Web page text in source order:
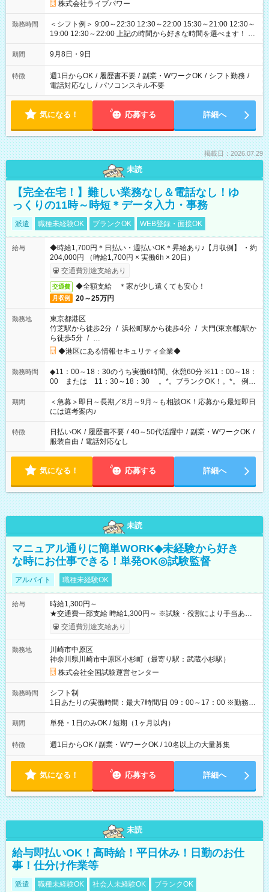
株式会社ライブパワー
勤務時間
＜シフト例＞ 9:00～22:30 12:30～22:00 15:30～21:00 12:30～
19:00 12:30～22:00 上記の時間から好きな時間を選べます！ ※
時間は変更となる可能性があります
期間 9月8日・9日
特徴 週1日からOK / 履歴書不要 / 副業・WワークOK / シフト勤務 /
電話対応なし / パソコンスキル不要
気になる！ 応募する 詳細へ
掲載日：2026.07.29
未読
【完全在宅！】難しい業務なし＆電話なし！ゆ
っくりの11時～時短＊データ入力・事務
派遣 職種未経験OK ブランクOK WEB登録・面接OK
給与
◆時給1,700円＊日払い・週払いOK＊昇給あり♪【月収例】 ・約
204,000円 （時給1,700円 × 実働6h × 20日）
交通費別途支給あり
交通費 ◆全額支給 ＊家が少し遠くても安心！
月収例 20～25万円
勤務地
東京都港区
竹芝駅から徒歩2分 / 浜松町駅から徒歩4分 / 大門(東京都)駅か
ら徒歩5分 / …
◆港区にある情報セキュリティ企業◆
勤務時間
◆11：00～18：30のうち実働6時間、休憩60分 ※11：00～18：
00 または 11：30～18：30 。*。ブランクOK！。*。 例え
ば前職が、 在宅/財団法人/事務/コールセンター/受付/販売/カフェ
スタッフ スイーツ販売/ホテルフロント/化粧品販売/など 様々な
業界から入社して活躍されています♪
期間
＜急募＞即日～長期／8月～9月～も相談OK！応募から最短即日
には選考案内♪
特徴 日払いOK / 履歴書不要 / 40～50代活躍中 / 副業・WワークOK /
服装自由 / 電話対応なし
気になる！ 応募する 詳細へ
未読
マニュアル通りに簡単WORK◆未経験から好き
な時にお仕事できる！単発OK◎試験監督
アルバイト 職種未経験OK
給与
時給1,300円～
★交通費一部支給 時給1,300円～ ※試験・役割により手当あり
※勤務回数により昇給あり 【即給（前払い）オプションあ
り！】 希望される場合、勤務から1週間ほどで給与の一部を受け
例】 ・河合塾模擬試験 8:30～17:30（休憩1時間） 時給1,300円
×8時間＝日収10,400円＋交通費 ※当日の役割により時給＋100
円の場合あり ・国家試験 7:00～13:30（休憩なし） 時給1,300
円（役割手当＋100円）×6時間＝日収8,400円＋交通費 【試用期
間】試用期間なし
交通費別途支給あり
勤務地
川崎市中原区
神奈川県川崎市中原区小杉町（最寄り駅：武蔵小杉駅）
株式会社全国試験運営センター
勤務時間
シフト制
1日あたりの実働時間：最大7時間/日 09：00～17：00 ※勤務時
間は 試験により異なります。
期間 単発・1日のみOK / 短期（1ヶ月以内）
特徴 週1日からOK / 副業・WワークOK / 10名以上の大量募集
気になる！ 応募する 詳細へ
未読
給与即払いOK！高時給！平日休み！日勤のお仕
事！仕分け作業等
派遣 職種未経験OK 社会人未経験OK
ブランクOK